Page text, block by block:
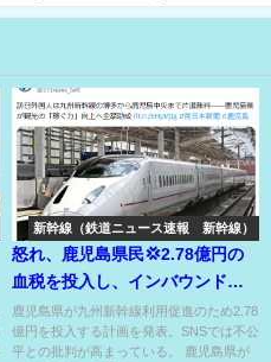
新幹線（鉄道ニュース速報 新幹線）
怒れ、鹿児島県民💢2.78億円の
血税を投入し、インバウンドの
九州新幹線を無料にする??
鹿児島県が九州新幹線利用促進のため2.78
億円を投入する計画を発表。SNSでは不公
平との批判が高まっている。 鹿児島県が